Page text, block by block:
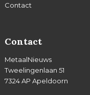
Contact
Contact
MetaalNieuws
Tweelingenlaan 51
7324 AP Apeldoorn